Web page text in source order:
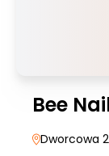
Bee
Dworcowa